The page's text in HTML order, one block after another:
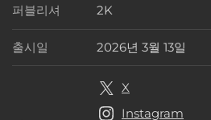
퍼블리셔 퍼블리셔
2K
출시일 출시일
2026년 3월 13일
X
Instagram